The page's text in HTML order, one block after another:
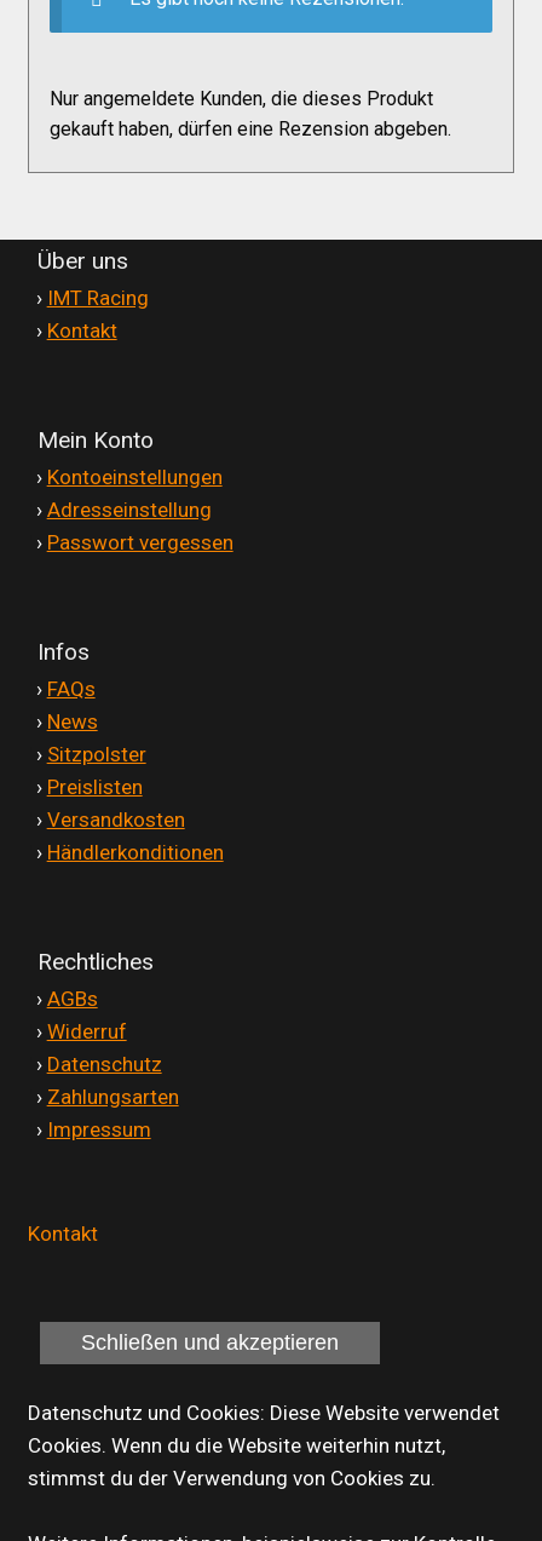
Widerruf
Datenschutzerklärung
Zahlungsarten
Nur angemeldete Kunden, die dieses Produkt
gekauft haben, dürfen eine Rezension abgeben.
Über uns
› IMT Racing
› Kontakt
Mein Konto
› Kontoeinstellungen
› Adresseinstellung
› Passwort vergessen
Infos
› FAQs
› News
› Sitzpolster
› Preislisten
› Versandkosten
› Händlerkonditionen
Rechtliches
› AGBs
› Widerruf
› Datenschutz
› Zahlungsarten
› Impressum
Kontakt
Datenschutz und Cookies: Diese Website verwendet
Cookies. Wenn du die Website weiterhin nutzt,
stimmst du der Verwendung von Cookies zu.